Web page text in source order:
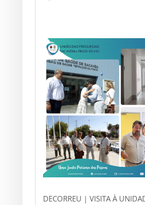
DECORREU | VISITA À